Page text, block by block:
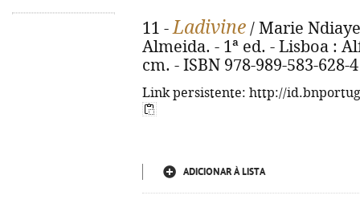
11 -Ladivine / Marie
Almeida. - 1ª ed. - Lisboa :
cm. - ISBN 978-989-583-628-4
Link persistente: http://
ADICIONAR À LISTA